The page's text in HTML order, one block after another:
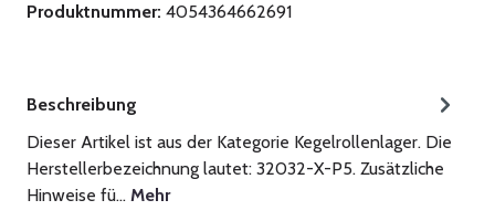
Produktnummer: 4054364662691
Beschreibung
Dieser Artikel ist aus der Kategorie Kegelrollenlager. Die
Herstellerbezeichnung lautet: 32032-X-P5. Zusätzliche
Hinweise fü… Mehr